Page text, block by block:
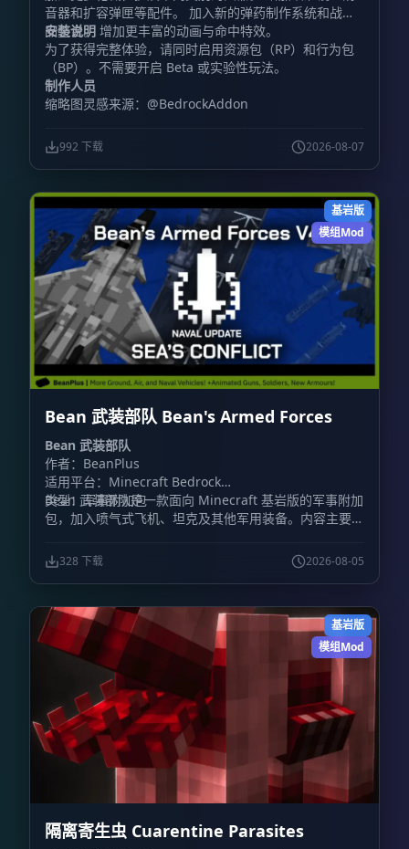
音器和扩容弹匣等配件。 加入新的弹药制作系统和战利
品整合。 增加更丰富的动画与命中特效。
安装说明
为了获得完整体验，请同时启用资源包（RP）和行为包
（BP）。不需要开启 Beta 或实验性玩法。
制作人员
缩略图灵感来源：@BedrockAddon
992 下载 2026-08-07
基岩版
模组Mod
Bean 武装部队 Bean's Armed Forces
Bean 武装部队
作者：BeanPlus
适用平台：Minecraft Bedrock
类型：军事附加包
Bean 武装部队是一款面向 Minecraft 基岩版的军事附加
包，加入喷气式飞机、坦克及其他军用装备。内容主要围
炮、防毒面具、枪械等地面装备。
328 下载 2026-08-05
基岩版
模组Mod
隔离寄生虫 Cuarentine Parasites